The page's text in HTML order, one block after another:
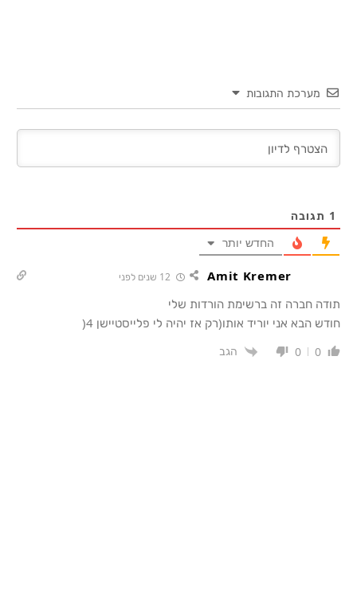
מערכת התגובות
1 תגובה
החדש יותר
Amit Kremer
תודה חברה זה ברשימת הורדות שלי
חודש הבא אני יוריד אותו(רק אז יהיה לי פלייסטיישן 4(
0
0 הגב